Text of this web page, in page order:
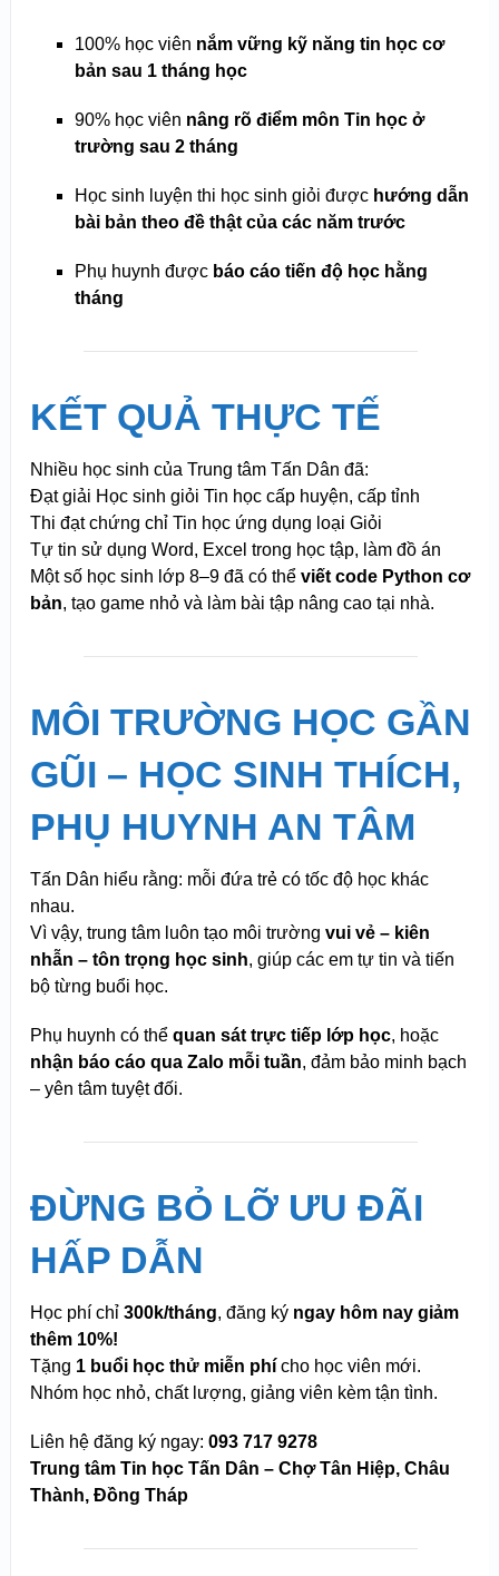
100% học viên nắm vững kỹ năng tin học cơ
bản sau 1 tháng học
90% học viên nâng rõ điểm môn Tin học ở
trường sau 2 tháng
Học sinh luyện thi học sinh giỏi được hướng dẫn
bài bản theo đề thật của các năm trước
Phụ huynh được báo cáo tiến độ học hằng
tháng
KẾT QUẢ THỰC TẾ
Nhiều học sinh của Trung tâm Tấn Dân đã:
Đạt giải Học sinh giỏi Tin học cấp huyện, cấp tỉnh
Thi đạt chứng chỉ Tin học ứng dụng loại Giỏi
Tự tin sử dụng Word, Excel trong học tập, làm đồ án
Một số học sinh lớp 8–9 đã có thể viết code Python cơ
bản, tạo game nhỏ và làm bài tập nâng cao tại nhà.
MÔI TRƯỜNG HỌC GẦN
GŨI – HỌC SINH THÍCH,
PHỤ HUYNH AN TÂM
Tấn Dân hiểu rằng: mỗi đứa trẻ có tốc độ học khác
nhau.
Vì vậy, trung tâm luôn tạo môi trường vui vẻ – kiên
nhẫn – tôn trọng học sinh, giúp các em tự tin và tiến
bộ từng buổi học.
Phụ huynh có thể quan sát trực tiếp lớp học, hoặc
nhận báo cáo qua Zalo mỗi tuần, đảm bảo minh bạch
– yên tâm tuyệt đối.
ĐỪNG BỎ LỠ ƯU ĐÃI
HẤP DẪN
Học phí chỉ 300k/tháng, đăng ký ngay hôm nay giảm
thêm 10%!
Tặng 1 buổi học thử miễn phícho học viên mới.
Nhóm học nhỏ, chất lượng, giảng viên kèm tận tình.
Liên hệ đăng ký ngay: 093 717 9278
Trung tâm Tin học Tấn Dân – Chợ Tân Hiệp, Châu
Thành, Đồng Tháp